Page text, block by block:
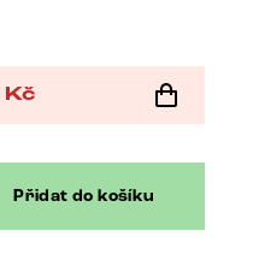
Kč
Přidat do košíku